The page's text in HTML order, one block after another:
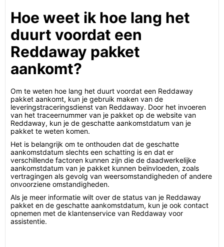
Hoe weet ik hoe lang het
duurt voordat een
Reddaway pakket
aankomt?
Om te weten hoe lang het duurt voordat een Reddaway
pakket aankomt, kun je gebruik maken van de
leveringstraceringsdienst van Reddaway. Door het invoeren
van het traceernummer van je pakket op de website van
Reddaway, kun je de geschatte aankomstdatum van je
pakket te weten komen.
Het is belangrijk om te onthouden dat de geschatte
aankomstdatum slechts een schatting is en dat er
verschillende factoren kunnen zijn die de daadwerkelijke
aankomstdatum van je pakket kunnen beïnvloeden, zoals
vertragingen als gevolg van weersomstandigheden of andere
onvoorziene omstandigheden.
Als je meer informatie wilt over de status van je Reddaway
pakket en de geschatte aankomstdatum, kun je ook contact
opnemen met de klantenservice van Reddaway voor
assistentie.